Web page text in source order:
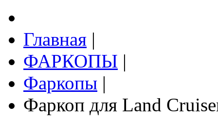
Главная |
ФАРКОПЫ |
Фаркопы |
Фаркоп для Land